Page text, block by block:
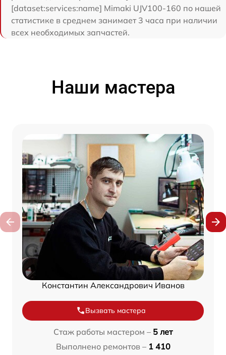
[dataset:services:name] Mimaki UJV100-160 по нашей
статистике в среднем занимает 3 часа при наличии
всех необходимых запчастей.
Наши мастера
Константин Александрович Иванов
Вызвать мастера
Стаж работы мастером – 5 лет
Выполнено ремонтов – 1 410